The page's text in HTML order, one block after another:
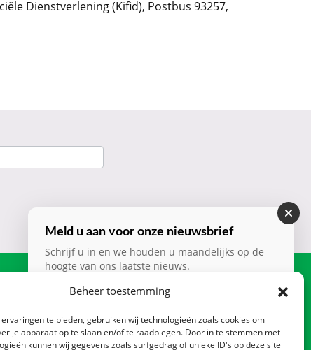
Beheer toestemming
te bieden, gebruiken wij technologieën zoals cookies om
je apparaat op te slaan en/of te raadplegen. Door in te stemmen met
kunnen wij gegevens zoals surfgedrag of unieke ID's op deze site
Dienstverlening (Kifid), Postbus 93257,
1991 JL Velserbroek
Postbus 2013, 1990 AA
Meld u aan voor onze nieuwsbrief
Schrijf u in en we houden u maandelijks op de
hoogte van ons laatste nieuws.
Nieuwsbrief
CTA